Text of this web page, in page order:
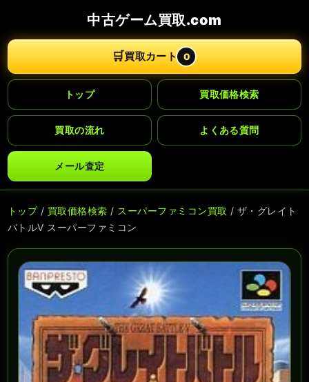
中古ゲーム買取.com
🛒買取カート 0
トップ 買取価格検索
買取の流れ よくある質問
メール査定
トップ/ 買取価格検索 / スーパーファミコン買取 / ザ・グレイト
バトルV スーパーファミコン